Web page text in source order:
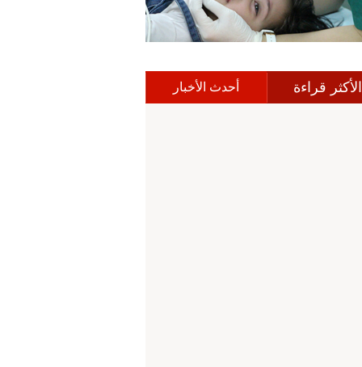
الأكثر قراءة أحدث الأخبار